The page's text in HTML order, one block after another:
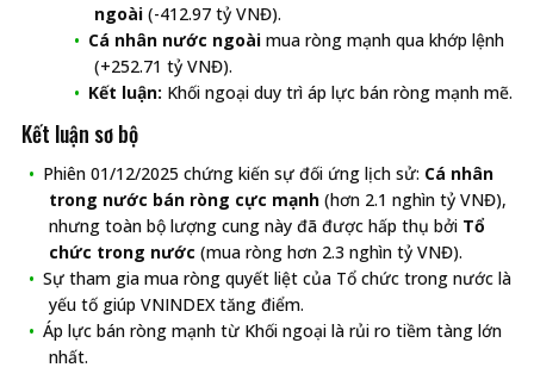
ngoài (-412.97 tỷ VNĐ).
Cá nhân nước ngoài mua ròng mạnh qua khớp lệnh
(+252.71 tỷ VNĐ).
Kết luận: Khối ngoại duy trì áp lực bán ròng mạnh mẽ.
Kết luận sơ bộ
Phiên 01/12/2025 chứng kiến sự đối ứng lịch sử: Cá nhân
trong nước bán ròng cực mạnh (hơn 2.1 nghìn tỷ VNĐ),
nhưng toàn bộ lượng cung này đã được hấp thụ bởi Tổ
chức trong nước (mua ròng hơn 2.3 nghìn tỷ VNĐ).
Sự tham gia mua ròng quyết liệt của Tổ chức trong nước là
yếu tố giúp VNINDEX tăng điểm.
Áp lực bán ròng mạnh từ Khối ngoại là rủi ro tiềm tàng lớn
nhất.